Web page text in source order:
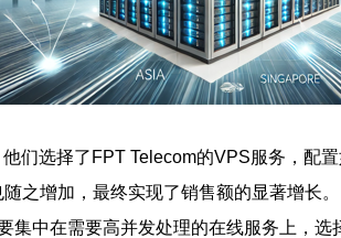
们选择了FPT Telecom的VPS服务，配
之增加，最终实现了销售额的显著增长
中在需要高并发处理的在线服务上，选